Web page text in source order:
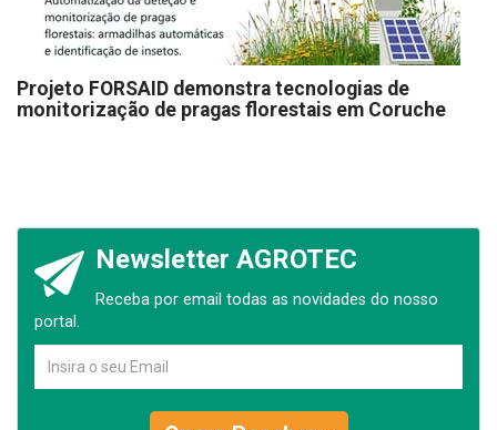
Projeto FORSAID demonstra tecnologias de
monitorização de pragas florestais em Coruche
Newsletter AGROTEC
Receba por email todas as novidades do nosso
portal.